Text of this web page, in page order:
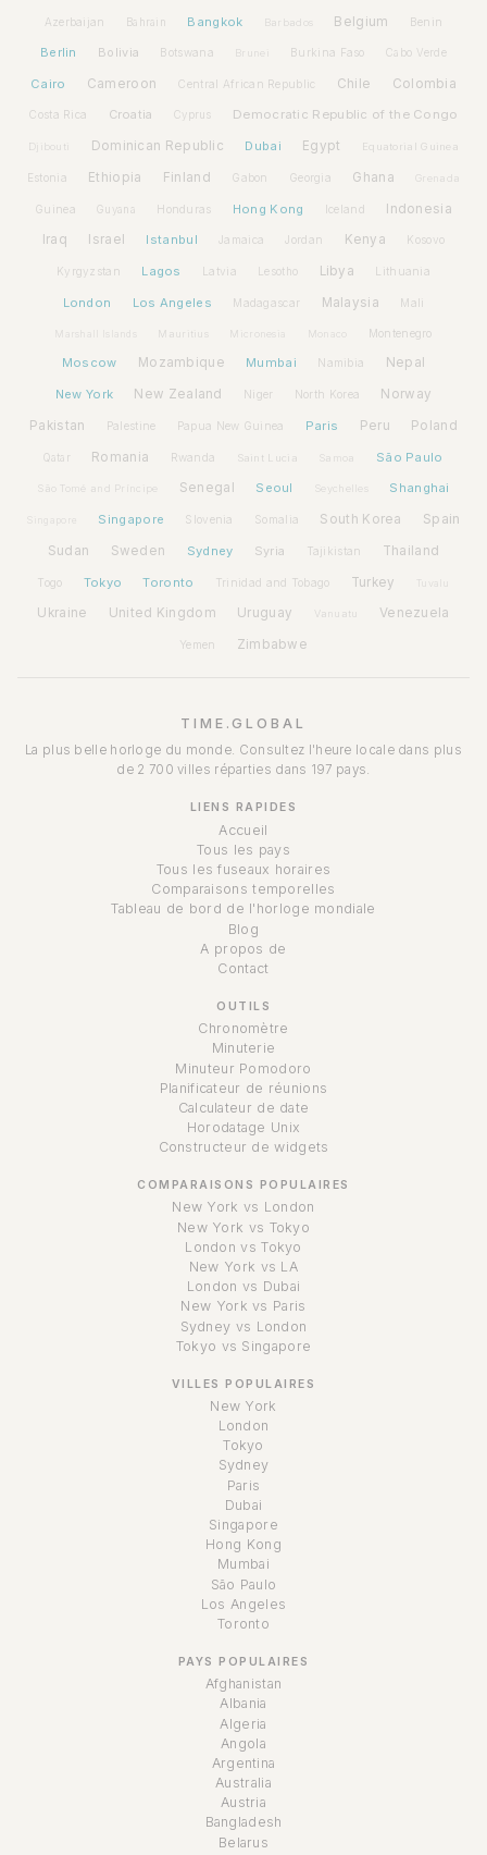
Azerbaijan Bahrain Bangkok Barbados Belgium Benin
Berlin Bolivia Botswana Brunei Burkina Faso Cabo Verde
Cairo Cameroon Central African Republic Chile Colombia
Costa Rica Croatia Cyprus Democratic Republic of the Congo
Djibouti Dominican Republic Dubai Egypt Equatorial Guinea
Estonia Ethiopia Finland Gabon Georgia Ghana Grenada
Guinea Guyana Honduras Hong Kong Iceland Indonesia
Iraq Israel Istanbul Jamaica Jordan Kenya Kosovo
Kyrgyzstan Lagos Latvia Lesotho Libya Lithuania
London Los Angeles Madagascar Malaysia Mali
Mauritius Micronesia Monaco Montenegro
Moscow Mozambique Mumbai Namibia Nepal
New York New Zealand Niger North Korea Norway
Pakistan Palestine Papua New Guinea Paris Peru Poland
Qatar Romania Rwanda Saint Lucia Samoa São Paulo
São Tomé and Príncipe Senegal Seoul Seychelles Shanghai
Singapore Slovenia Somalia South Korea Spain
Sudan Sweden Sydney Syria Tajikistan Thailand
Togo Tokyo Toronto Trinidad and Tobago Turkey Tuvalu
Ukraine United Kingdom Uruguay Vanuatu Venezuela
Yemen Zimbabwe
TIME.GLOBAL
La plus belle horloge du monde. Consultez l'heure locale dans plus
de 2 700 villes réparties dans 197 pays.
LIENS RAPIDES
Accueil
Tous les pays
Tous les fuseaux horaires
Comparaisons temporelles
Tableau de bord de l'horloge mondiale
Blog
A propos de
Contact
OUTILS
Chronomètre
Minuterie
Minuteur Pomodoro
Planificateur de réunions
Calculateur de date
Horodatage Unix
Constructeur de widgets
COMPARAISONS POPULAIRES
New York vs London
New York vs Tokyo
London vs Tokyo
New York vs LA
London vs Dubai
New York vs Paris
Sydney vs London
Tokyo vs Singapore
VILLES POPULAIRES
New York
London
Tokyo
Sydney
Paris
Dubai
Singapore
Hong Kong
Mumbai
São Paulo
Los Angeles
Toronto
PAYS POPULAIRES
Afghanistan
Albania
Algeria
Angola
Argentina
Australia
Austria
Bangladesh
Belarus